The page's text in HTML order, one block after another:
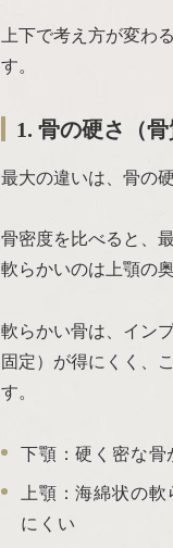
上下で考え方が変わ
す。
1. 骨の硬さ（
最大の違いは、骨の硬
骨密度を比べると、
軟らかいのは上顎の
軟らかい骨は、イン
固定）が得にくく、
す。
下顎：硬く密な骨
上顎：海綿状の
にくい